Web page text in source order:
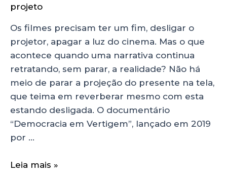
projeto
Os filmes precisam ter um fim, desligar o
projetor, apagar a luz do cinema. Mas o que
acontece quando uma narrativa continua
retratando, sem parar, a realidade? Não há
meio de parar a projeção do presente na tela,
que teima em reverberar mesmo com esta
estando desligada. O documentário
“Democracia em Vertigem”, lançado em 2019
por …
Leia mais »